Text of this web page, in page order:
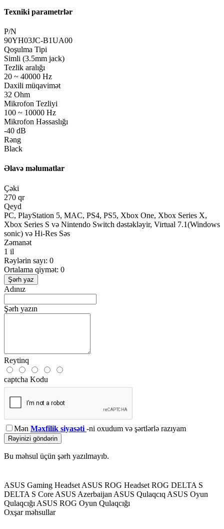
Texniki parametrlər
P/N
90YH03JC-B1UA00
Qoşulma Tipi
Simli (3.5mm jack)
Tezlik aralığı
20 ~ 40000 Hz
Daxili müqavimət
32 Ohm
Mikrofon Tezliyi
100 ~ 10000 Hz
Mikrofon Həssaslığı
-40 dB
Rəng
Black
Əlavə məlumatlar
Çəki
270 qr
Qeyd
PC, PlayStation 5, MAC, PS4, PS5, Xbox One, Xbox Series X,
Xbox Series S və Nintendo Switch dəstəkləyir, Virtual 7.1(Windows
sonic) və Hi-Res Səs
Zəmanət
1 il
Rəylərin sayı: 0
Ortalama qiymət: 0
Şərh yaz
Adınız
Şərh yazın
Reytinq
captcha Kodu
Mən Məxfilik siyasəti -ni oxudum və şərtlərlə razıyam
Rəyinizi göndərin
Bu məhsul üçün şərh yazılmayıb.
ASUS Gaming Headset ASUS ROG Headset ROG DELTA S
DELTA S Core ASUS Azerbaijan ASUS Qulaqcıq ASUS Oyun
Qulaqcığı ASUS ROG Oyun Qulaqcığı
Oxşar məhsullar